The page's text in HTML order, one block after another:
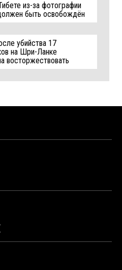
из-за фотографии
быть освобождён
убийства 17
на Шри-Ланке
восторжествовать